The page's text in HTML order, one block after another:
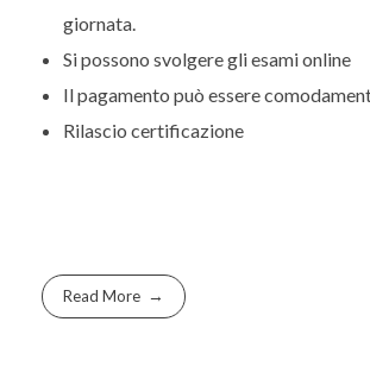
giornata.
Si possono svolgere gli esami online
Il pagamento può essere
Rilascio certificazione
Read More